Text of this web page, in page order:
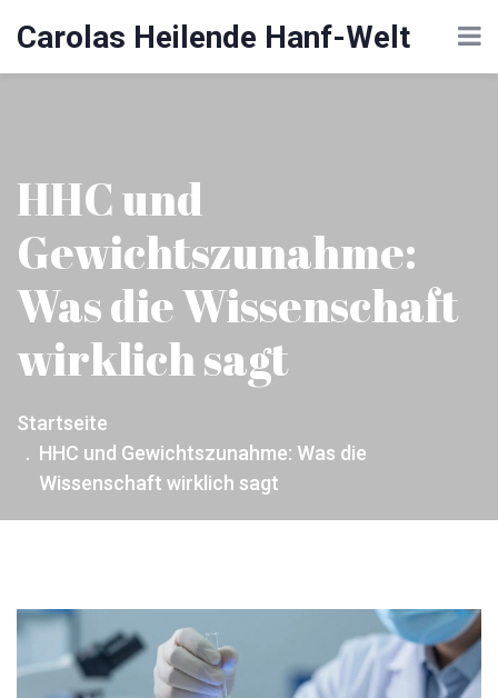
Carolas Heilende Hanf-Welt
HHC und
Gewichtszunahme:
Was die Wissenschaft
wirklich sagt
Startseite
HHC und Gewichtszunahme: Was die
Wissenschaft wirklich sagt